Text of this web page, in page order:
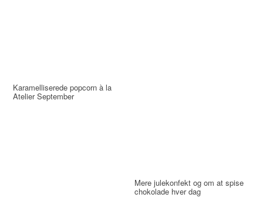
Karamelliserede popcorn à la
Atelier September
Mere julekonfekt og om at spise
chokolade hver dag